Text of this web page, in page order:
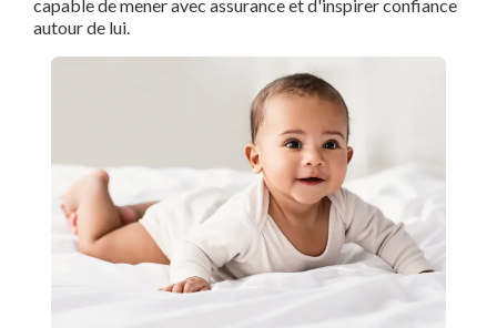
capable de mener avec assurance et d'inspirer confiance
autour de lui.